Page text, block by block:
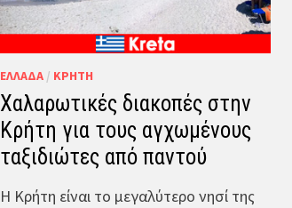
ΕΛΛΆΔΑ / ΚΡΉΤΗ
Χαλαρωτικές διακοπές στην
Κρήτη για τους αγχωμένους
ταξιδιώτες από παντού
Η Κρήτη είναι το μεγαλύτερο νησί της